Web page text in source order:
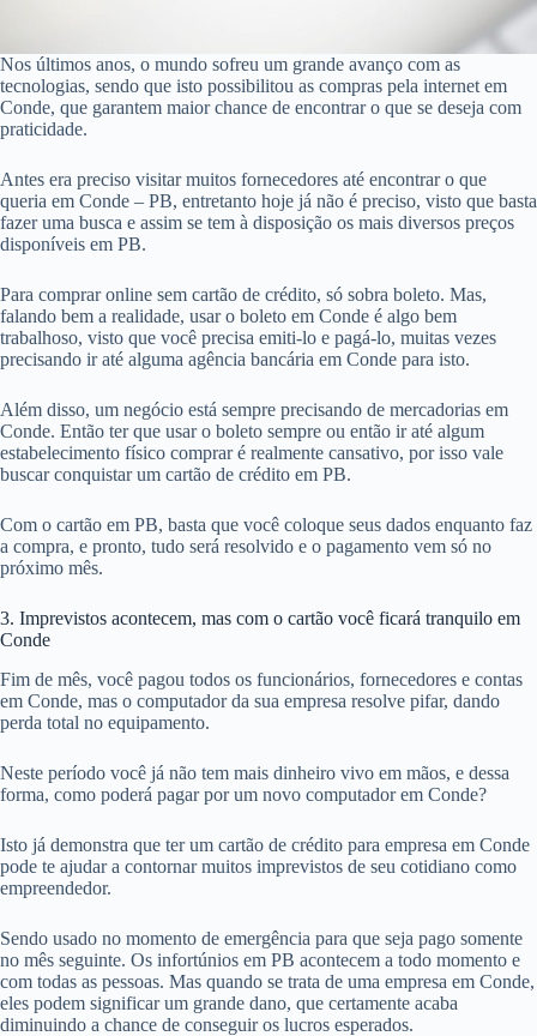
Nos últimos anos, o mundo sofreu um grande avanço com as
tecnologias, sendo que isto possibilitou as compras pela internet em
Conde, que garantem maior chance de encontrar o que se deseja com
praticidade.
Antes era preciso visitar muitos fornecedores até encontrar o que
queria em Conde – PB, entretanto hoje já não é preciso, visto que basta
fazer uma busca e assim se tem à disposição os mais diversos preços
disponíveis em PB.
Para comprar online sem cartão de crédito, só sobra boleto. Mas,
falando bem a realidade, usar o boleto em Conde é algo bem
trabalhoso, visto que você precisa emiti-lo e pagá-lo, muitas vezes
precisando ir até alguma agência bancária em Conde para isto.
Além disso, um negócio está sempre precisando de mercadorias em
Conde. Então ter que usar o boleto sempre ou então ir até algum
estabelecimento físico comprar é realmente cansativo, por isso vale
buscar conquistar um cartão de crédito em PB.
Com o cartão em PB, basta que você coloque seus dados enquanto faz
a compra, e pronto, tudo será resolvido e o pagamento vem só no
próximo mês.
3. Imprevistos acontecem, mas com o cartão você ficará tranquilo em
Conde
Fim de mês, você pagou todos os funcionários, fornecedores e contas
em Conde, mas o computador da sua empresa resolve pifar, dando
perda total no equipamento.
Neste período você já não tem mais dinheiro vivo em mãos, e dessa
forma, como poderá pagar por um novo computador em Conde?
Isto já demonstra que ter um cartão de crédito para empresa em Conde
pode te ajudar a contornar muitos imprevistos de seu cotidiano como
empreendedor.
Sendo usado no momento de emergência para que seja pago somente
no mês seguinte. Os infortúnios em PB acontecem a todo momento e
com todas as pessoas. Mas quando se trata de uma empresa em Conde,
eles podem significar um grande dano, que certamente acaba
diminuindo a chance de conseguir os lucros esperados.